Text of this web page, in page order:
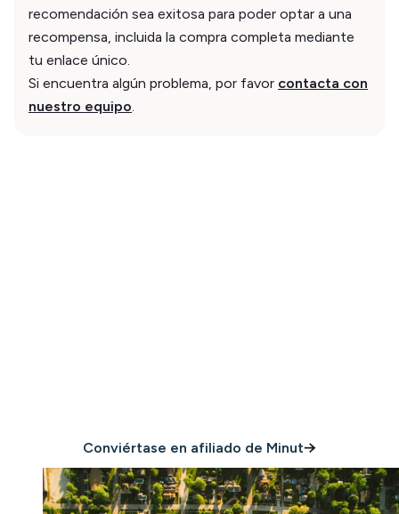
recomendación sea exitosa para poder optar a una
recompensa, incluida la compra completa mediante
tu enlace único.
Si encuentra algún problema, por favor contacta con
nuestro equipo.
Conviértase en afiliado de Minut